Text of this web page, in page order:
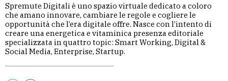
Spremute Digitali è uno spazio virtuale dedicato a coloro
che amano innovare, cambiare le regole e cogliere le
opportunità che l’era digitale offre. Nasce con l’intento di
creare una energetica e vitaminica presenza editoriale
specializzata in quattro topic: Smart Working, Digital &
Social Media, Enterprise, Startup.